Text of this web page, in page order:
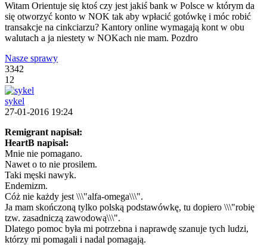
Witam Orientuje się ktoś czy jest jakiś bank w Polsce w którym da
się otworzyć konto w NOK tak aby wpłacić gotówkę i móc robić
transakcje na cinkciarzu? Kantory online wymagają kont w obu
walutach a ja niestety w NOKach nie mam. Pozdro
Nasze sprawy
3342
12
sykel
27-01-2016 19:24
Remigrant napisał:
HeartB napisał:
Mnie nie pomagano.
Nawet o to nie prosilem.
Taki męski nawyk.
Endemizm.
Cóż nie każdy jest \\\"alfa-omega\\\".
Ja mam skończoną tylko polską podstawówkę, tu dopiero \\\"robię
tzw. zasadniczą zawodową\\\".
Dlatego pomoc była mi potrzebna i naprawdę szanuje tych ludzi,
którzy mi pomagali i nadal pomagają.